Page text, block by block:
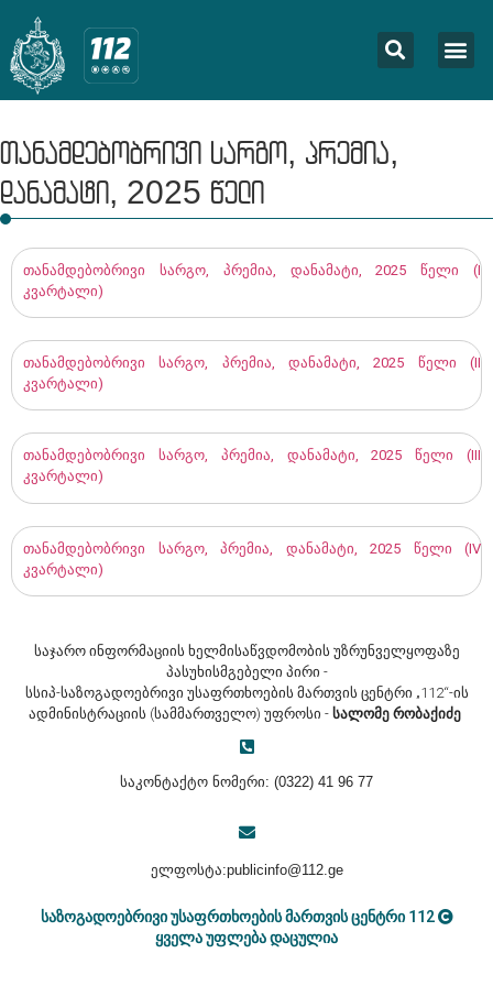
⁠თანამდებობრივი სარგო, პრემია,
დანამატი, 2025 წელი
თანამდებობრივი სარგო, პრემია, დანამატი, 2025 წელი (I
კვარტალი)
თანამდებობრივი სარგო, პრემია, დანამატი, 2025 წელი (II
კვარტალი)
თანამდებობრივი სარგო, პრემია, დანამატი, 2025 წელი (III
კვარტალი)
თანამდებობრივი სარგო, პრემია, დანამატი, 2025 წელი (IV
კვარტალი)
საჯარო ინფორმაციის ხელმისაწვდომობის უზრუნველყოფაზე
პასუხისმგებელი პირი -
სსიპ-საზოგადოებრივი უსაფრთხოების მართვის ცენტრი „112“-ის
ადმინისტრაციის (სამმართველო) უფროსი - სალომე რობაქიძე
საკონტაქტო ნომერი: (0322) 41 96 77
ელფოსტა:publicinfo@112.ge
საზოგადოებრივი უსაფრთხოების მართვის ცენტრი 112
ყველა უფლება დაცულია